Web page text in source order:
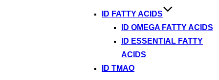
ID FATTY ACIDS
ID OMEGA FATTY ACIDS
ID ESSENTIAL FATTY
ACIDS
ID TMAO